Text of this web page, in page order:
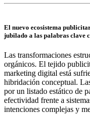
El nuevo ecosistema
jubilado a las palabras clave
Las transformaciones
orgánicos. El tejido
marketing digital está
hibridación conceptual.
por un listado estático de
efectividad frente a
intenciones complejas y